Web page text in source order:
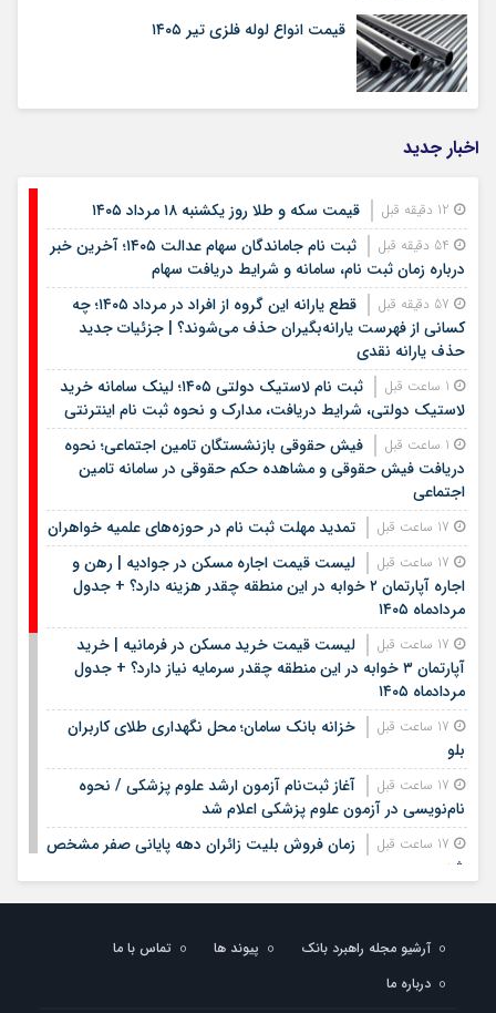
قیمت انواع لوله فلزی تیر ۱۴۰۵
اخبار جدید
قیمت سکه و طلا روز یکشنبه ۱۸ مرداد ۱۴۰۵
ثبت نام جاماندگان سهام عدالت ۱۴۰۵؛ آخرین خبر
درباره زمان ثبت نام، سامانه و شرایط دریافت سهام
قطع یارانه این گروه از افراد در مرداد ۱۴۰۵؛ چه
کسانی از فهرست یارانه‌بگیران حذف می‌شوند؟ | جزئیات جدید
حذف یارانه نقدی
ثبت نام لاستیک دولتی ۱۴۰۵؛ لینک سامانه خرید
لاستیک دولتی، شرایط دریافت، مدارک و نحوه ثبت نام اینترنتی
فیش حقوقی بازنشستگان تامین اجتماعی؛ نحوه
دریافت فیش حقوقی و مشاهده حکم حقوقی در سامانه تامین
اجتماعی
تمدید مهلت ثبت نام در حوزه‌های علمیه خواهران
لیست قیمت اجاره مسکن در جوادیه | رهن و
اجاره آپارتمان ۲ خوابه در این منطقه چقدر هزینه دارد؟ + جدول
مردادماه ۱۴۰۵
لیست قیمت خرید مسکن در فرمانیه | خرید
آپارتمان ۳ خوابه در این منطقه چقدر سرمایه نیاز دارد؟ + جدول
مردادماه ۱۴۰۵
خزانه بانک سامان؛ محل نگهداری طلای کاربران
بلو
آغاز ثبت‌نام آزمون ارشد علوم پزشکی / نحوه
نام‌نویسی در آزمون علوم پزشکی اعلام شد
زمان فروش بلیت زائران دهه پایانی صفر مشخص
شد
20 ساعت قبل
مدیرعامل بانک سپه فرارسیدن روز خبرنگار را به
بیمه معلم سیناد ۱۴۰۵ | ورود به سامانه سیناد بیمه
معلم و پیگیری خسارت درمان تکمیلی | لینک مستقیم و راهنمای
آرشیو مجله راهبرد بانک پیوند ها
تماس با ما
درباره ما